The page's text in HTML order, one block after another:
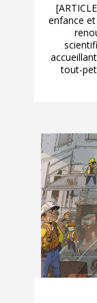
enfance
tout-